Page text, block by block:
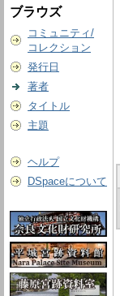
ブラウズ
コミュニティ/
コレクション
発行日
著者
タイトル
主題
ヘルプ
DSpaceについて